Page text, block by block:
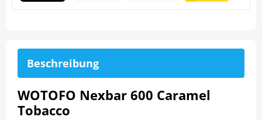
Beschreibung
WOTOFO Nexbar 600 Caramel
Tobacco